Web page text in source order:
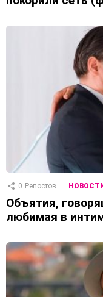
0 Репостов
Объятия,
любимая в